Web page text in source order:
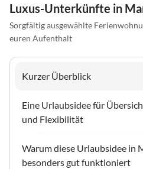
Luxus-Unterkünfte in
Sorgfältig ausgewählte
euren Aufenthalt
Kurzer Überblick
Eine Urlaubsidee für
und Flexibilität
Warum diese Urlaubsidee in
besonders gut funktioniert